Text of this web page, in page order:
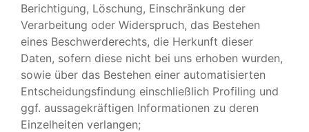
Berichtigung, Löschung, Einschränkung der
Verarbeitung oder Widerspruch, das Bestehen
eines Beschwerderechts, die Herkunft dieser
Daten, sofern diese nicht bei uns erhoben wurden,
sowie über das Bestehen einer automatisierten
Entscheidungsfindung einschließlich Profiling und
ggf. aussagekräftigen Informationen zu deren
Einzelheiten verlangen;